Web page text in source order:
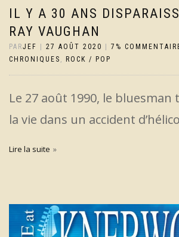
IL Y A 30 ANS
RAY VAUGHAN
PARJEF 27 AOÛT 2020 7%
CHRONIQUES , ROCK / POP
Le 27 août 1990, le bluesman
la vie dans un accident
Lire la suite